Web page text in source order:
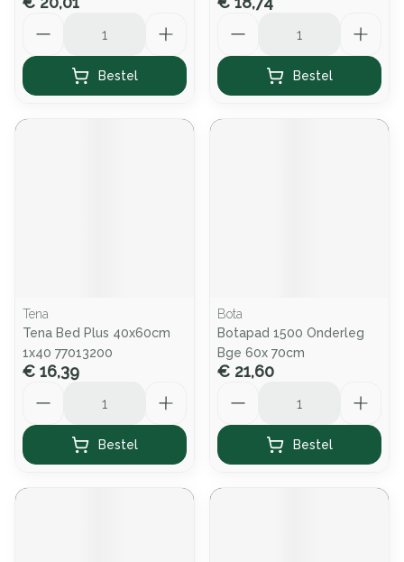
Bestel Bestel
Tena
Tena Bed Plus 40x60cm
1x40 77013200
€ 16,39
Bestel
Bota
Botapad 1500 Onderleg
Bge 60x 70cm
€ 21,60
Bestel